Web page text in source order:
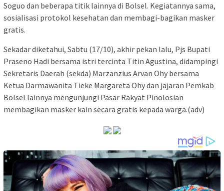
Soguo dan beberapa titik lainnya di Bolsel. Kegiatannya sama,
sosialisasi protokol kesehatan dan membagi-bagikan masker
gratis.
Sekadar diketahui, Sabtu (17/10), akhir pekan lalu, Pjs Bupati
Praseno Hadi bersama istri tercinta Titin Agustina, didampingi
Sekretaris Daerah (sekda) Marzanzius Arvan Ohy bersama
Ketua Darmawanita Tieke Margareta Ohy dan jajaran Pemkab
Bolsel lainnya mengunjungi Pasar Rakyat Pinolosian
membagikan masker kain secara gratis kepada warga.(adv)